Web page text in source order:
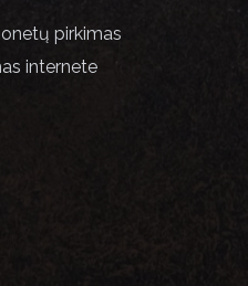
pirkimas
internete